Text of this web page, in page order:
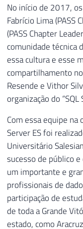
No início de 2017,
Fabrício Lima (PASS
(PASS Chapter
comunidade técnica
essa cultura e esse
compartilhamento
Resende e Vithor
organização do “SQL
Com essa equipe na
Server ES foi
Universitário
sucesso de público
um importante e
profissionais de
participação de
de toda a Grande
estado, como